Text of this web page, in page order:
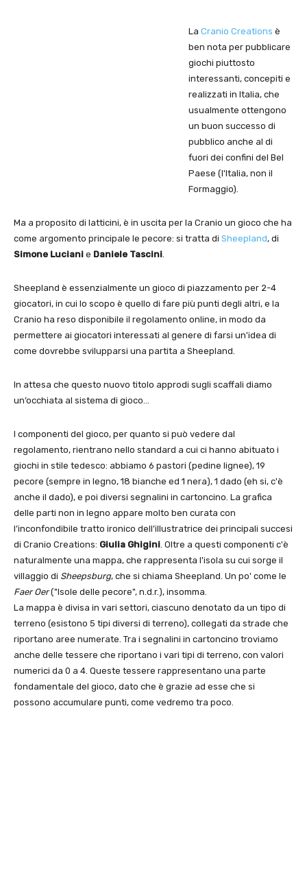
La Cranio Creations è
ben nota per pubblicare
giochi piuttosto
interessanti, concepiti e
realizzati in Italia, che
usualmente ottengono
un buon successo di
pubblico anche al di
fuori dei confini del Bel
Paese (l'Italia, non il
Formaggio).
Ma a proposito di latticini, è in uscita per la Cranio un gioco che ha
come argomento principale le pecore: si tratta di Sheepland, di
Simone Luciani e Daniele Tascini.
Sheepland è essenzialmente un gioco di piazzamento per 2-4
giocatori, in cui lo scopo è quello di fare più punti degli altri, e la
Cranio ha reso disponibile il regolamento online, in modo da
permettere ai giocatori interessati al genere di farsi un'idea di
come dovrebbe svilupparsi una partita a Sheepland.
In attesa che questo nuovo titolo approdi sugli scaffali diamo
un’occhiata al sistema di gioco…
I componenti del gioco, per quanto si può vedere dal
regolamento, rientrano nello standard a cui ci hanno abituato i
giochi in stile tedesco: abbiamo 6 pastori (pedine lignee), 19
pecore (sempre in legno, 18 bianche ed 1 nera), 1 dado (eh si, c'è
anche il dado), e poi diversi segnalini in cartoncino. La grafica
delle parti non in legno appare molto ben curata con
l’inconfondibile tratto ironico dell’illustratrice dei principali succesi
di Cranio Creations: Giulia Ghigini. Oltre a questi componenti c'è
naturalmente una mappa, che rappresenta l'isola su cui sorge il
villaggio di Sheepsburg, che si chiama Sheepland. Un po' come le
Faer Oer("Isole delle pecore", n.d.r.), insomma.
La mappa è divisa in vari settori, ciascuno denotato da un tipo di
terreno (esistono 5 tipi diversi di terreno), collegati da strade che
riportano aree numerate. Tra i segnalini in cartoncino troviamo
anche delle tessere che riportano i vari tipi di terreno, con valori
numerici da 0 a 4. Queste tessere rappresentano una parte
fondamentale del gioco, dato che è grazie ad esse che si
possono accumulare punti, come vedremo tra poco.